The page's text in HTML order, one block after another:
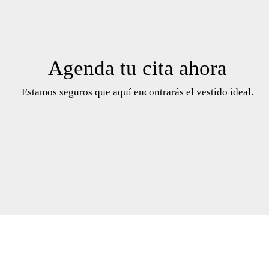
Agenda tu cita ahora
Estamos seguros que aquí encontrarás el vestido ideal.